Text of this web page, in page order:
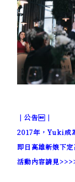
｜公告｜
2017年，Yuki成
即日高雄新娘下
活動內容請見